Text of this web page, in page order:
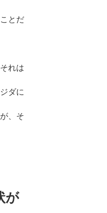
とだ
れは
ダに
、そ
が